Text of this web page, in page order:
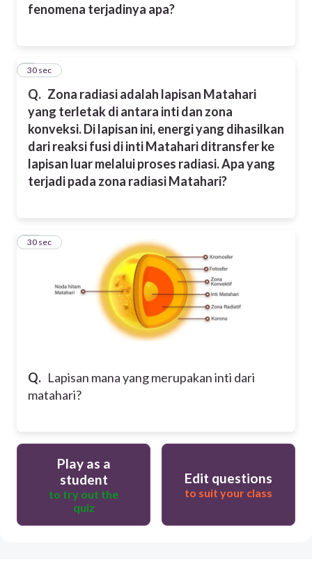
fenomena terjadinya apa?
Q. Zona radiasi adalah lapisan Matahari
yang terletak di antara inti dan zona
konveksi. Di lapisan ini, energi yang dihasilkan
dari reaksi fusi di inti Matahari ditransfer ke
lapisan luar melalui proses radiasi. Apa yang
terjadi pada zona radiasi Matahari?
9
30 sec
Q. Lapisan mana yang merupakan inti dari
matahari?
10
30 sec
Play as a
student
to try out the
quiz
Edit questions
to suit your class